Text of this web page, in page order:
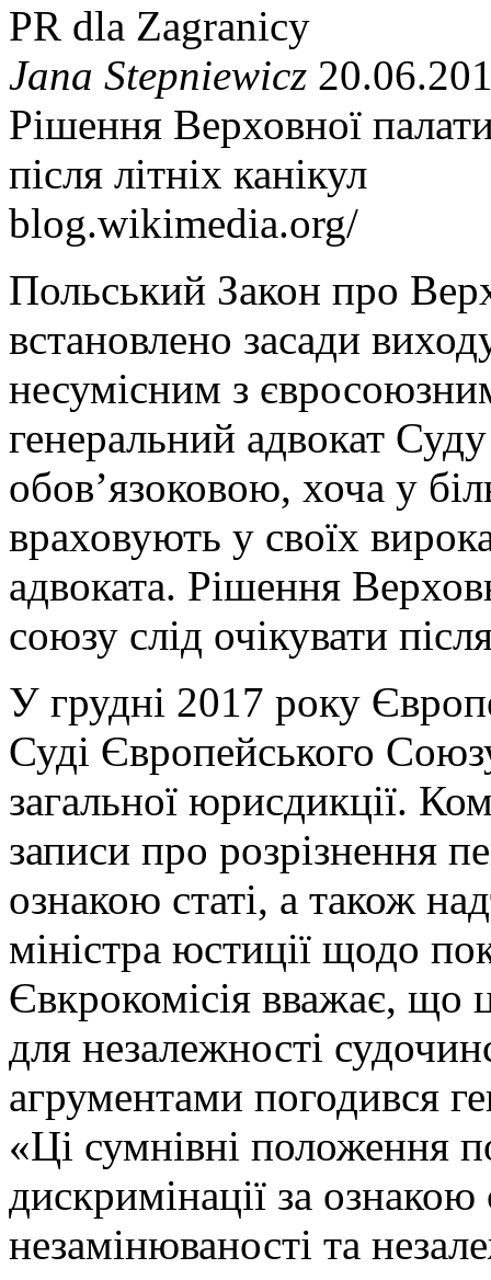
PR dla Zagranicy
Jana Stepniewicz
Рішення Верховної
після літніх канікул
blog.wikimedia.org/
Польський Закон про
встановлено засади
несумісним з
генеральний адвокат
обов’язоковою, хоча у
враховують у своїх
адвоката. Рішення
союзу слід очікувати
У грудні 2017 року
Суді Європейського
загальної юрисдикції.
записи про розрізнення
ознакою статі, а також
міністра юстиції щодо
Євкрокомісія вважає, що
для незалежності
агрументами погодився
«Ці сумнівні положення
дискримінації за
незамінюваності та